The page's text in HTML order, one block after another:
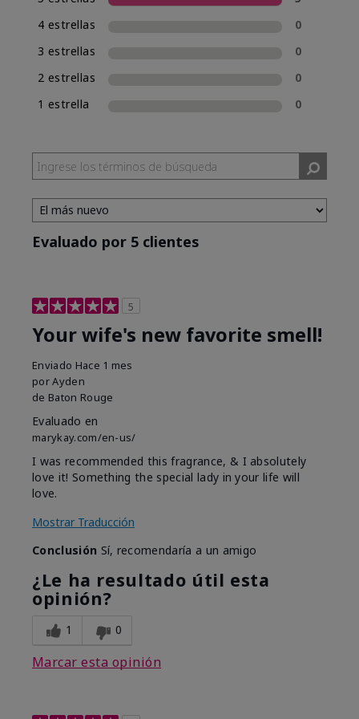
consistente, Mary Kay incluirá la clasificación
de fragancia en el nombre de las nuevas
clasificada como Eau de Parfum (EDP), lo cual se
incluye en su nombre.
4 estrellas
0
3 estrellas
0
2 estrellas
0
1 estrella
0
Evaluado por 5 clientes
5
Your wife's new favorite smell!
Enviado Hace 1 mes
porAyden
de Baton Rouge
Evaluado en
marykay.com/en-us/
I was recommended this fragrance, & I absolutely
love it! Something the special lady in your life will
love.
Mostrar Traducción
Conclusión Sí, recomendaría a un amigo
¿Le ha resultado útil esta
opinión?
1 0
Marcar esta opinión